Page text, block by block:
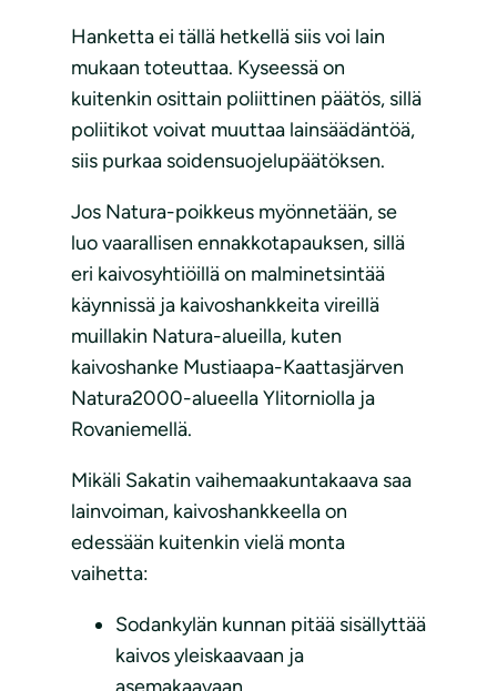
Hanketta ei tällä hetkellä siis voi lain
mukaan toteuttaa. Kyseessä on
kuitenkin osittain poliittinen päätös, sillä
poliitikot voivat muuttaa lainsäädäntöä,
siis purkaa soidensuojelupäätöksen.
Jos Natura-poikkeus myönnetään, se
luo vaarallisen ennakkotapauksen, sillä
eri kaivosyhtiöillä on malminetsintää
käynnissä ja kaivoshankkeita vireillä
muillakin Natura-alueilla, kuten
kaivoshanke Mustiaapa-Kaattasjärven
Natura2000-alueella Ylitorniolla ja
Rovaniemellä.
Mikäli Sakatin vaihemaakuntakaava saa
lainvoiman, kaivoshankkeella on
edessään kuitenkin vielä monta
vaihetta:
Sodankylän kunnan pitää sisällyttää
kaivos yleiskaavaan ja